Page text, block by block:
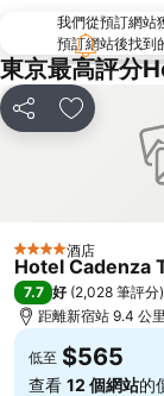
Kawasaki Station
太陽城
Tachikawa Station
Ginza Metro
水道橋站
Shinagawa
Ofuna Station
Fujisawa Station
Chiba Station
我們從預訂網站
預訂網站後找到
東京最高評分
分享 放到收藏夾
4 星級 酒店
Hotel Cadenza
7.7 好 (2,028 筆評分)
距離新宿站 9.4 公里
低至 $565
查看 12 個網站的